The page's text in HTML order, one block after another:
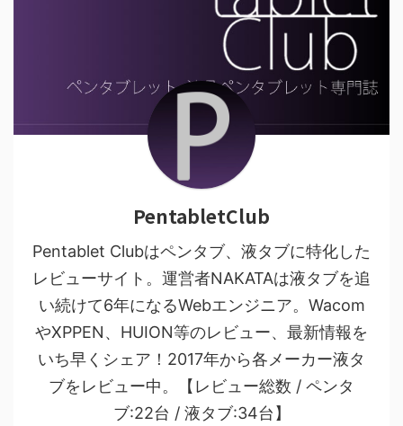
PentabletClub
Pentablet Clubはペンタブ、液タブに特化した
レビューサイト。運営者NAKATAは液タブを追
い続けて6年になるWebエンジニア。Wacom
やXPPEN、HUION等のレビュー、最新情報を
いち早くシェア！2017年から各メーカー液タ
ブをレビュー中。【レビュー総数 / ペンタ
ブ:22台 / 液タブ:34台】